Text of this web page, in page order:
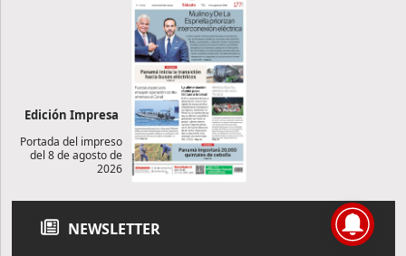
Edición Impresa
Portada del impreso
del 8 de agosto de
2026
NEWSLETTER